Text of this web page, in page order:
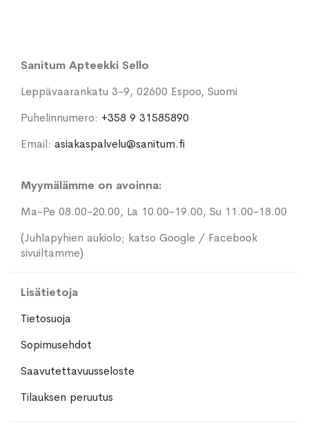
Sanitum Apteekki Sello
Leppävaarankatu 3-9, 02600 Espoo, Suomi
Puhelinnumero: +358 9 31585890
Email: asiakaspalvelu@sanitum.fi
Myymälämme on avoinna:
Ma-Pe 08.00-20.00, La 10.00-19.00, Su 11.00-18.00
(Juhlapyhien aukiolo; katso Google / Facebook
sivuiltamme)
Lisätietoja
Tietosuoja
Sopimusehdot
Saavutettavuusseloste
Tilauksen peruutus